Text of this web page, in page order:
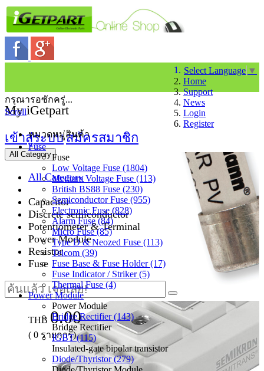
Select Language ▼
Home
Support
News
Login
Register
My iGetpart
เข้าสู่ระบบสมัครสมาชิก
All Category
All Category
Capacitor
Discrete semiconductor
Potentiometer & Terminal
Power Module
Resistor
Fuse
THB 0.00
( 0 รายการ)
กรุณารอซักครู่...
Scroll
หมวดหมู่สินค้า
Fuse
Fuse
Low Voltage Fuse (1804)
Medium Voltage Fuse (113)
British BS88 Fuse (230)
Semiconductor Fuse (955)
Electronic Fuse (828)
Alarm Fuse (84)
Micro Fuse (85)
Type D & Neozed Fuse (113)
Telcom (39)
Fuse Base & Fuse Holder (17)
Fuse Indicator / Striker (5)
Thermal Fuse (4)
Power Module
Power Module
Bridge Rectifier (143)
Bridge Rectifier
IGBT (115)
Insulated-gate bipolar transistor
Diode/Thyristor (279)